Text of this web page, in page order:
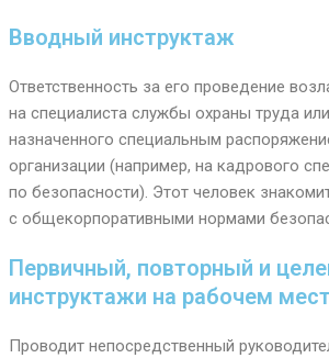
Вводный инструктаж
Ответственность за его проведение
на специалиста службы охраны труда
назначенного специальным
организации (например, на кадрового
по безопасности). Этот человек
с общекорпоративными нормами
Первичный, повторный и
инструктажи на рабочем
Проводит непосредственный